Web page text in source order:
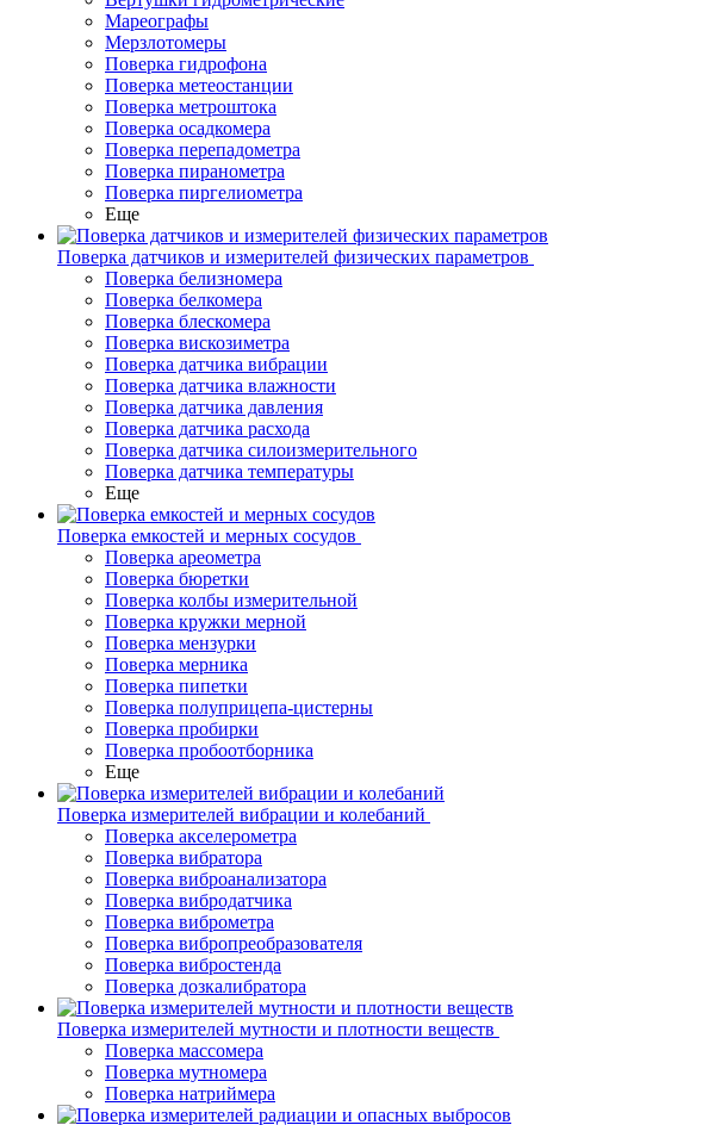
Мареографы
Мерзлотомеры
Поверка гидрофона
Поверка метеостанции
Поверка метроштока
Поверка осадкомера
Поверка перепадометра
Поверка пиранометра
Поверка пиргелиометра
Еще
Поверка датчиков и измерителей физических параметров
Поверка белизномера
Поверка белкомера
Поверка блескомера
Поверка вискозиметра
Поверка датчика вибрации
Поверка датчика влажности
Поверка датчика давления
Поверка датчика расхода
Поверка датчика силоизмерительного
Поверка датчика температуры
Еще
Поверка емкостей и мерных сосудов
Поверка ареометра
Поверка бюретки
Поверка колбы измерительной
Поверка кружки мерной
Поверка мензурки
Поверка мерника
Поверка пипетки
Поверка полуприцепа-цистерны
Поверка пробирки
Поверка пробоотборника
Еще
Поверка измерителей вибрации и колебаний
Поверка акселерометра
Поверка вибратора
Поверка виброанализатора
Поверка вибродатчика
Поверка виброметра
Поверка вибропреобразователя
Поверка вибростенда
Поверка дозкалибратора
Поверка измерителей мутности и плотности веществ
Поверка массомера
Поверка мутномера
Поверка натриймера